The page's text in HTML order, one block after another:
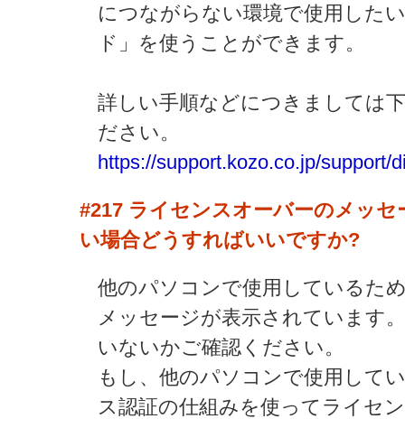
につながらない環境で使用した
ド」を使うことができます。
詳しい手順などにつきましては
ださい。
https://support.kozo.co.jp/support/
#217 ライセンスオーバーのメッ
い場合どうすればいいですか?
他のパソコンで使用しているた
メッセージが表示されています
いないかご確認ください。
もし、他のパソコンで使用して
ス認証の仕組みを使ってライセ